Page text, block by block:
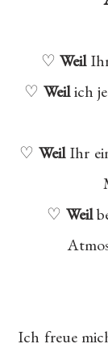
♡ WeilIhr
♡ Weilich
♡ WeilIhr
♡ Weil
Ich freue